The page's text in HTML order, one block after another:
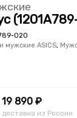
020
мужские ASICS,
19 890 ₽
доставка из России